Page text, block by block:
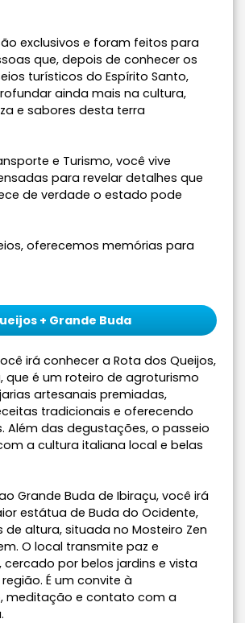
exclusivos e foram feitos para
que, depois de conhecer os
turísticos do Espírito Santo,
ainda mais na cultura,
e sabores desta terra
e Turismo, você vive
para revelar detalhes que
de verdade o estado pode
oferecemos memórias para
+ Grande Buda
irá conhecer a Rota dos Queijos,
que é um roteiro de agroturismo
artesanais premiadas,
tradicionais e oferecendo
Além das degustações, o passeio
a cultura italiana local e belas
Grande Buda de Ibiraçu, você irá
estátua de Buda do Ocidente,
altura, situada no Mosteiro Zen
O local transmite paz e
cercado por belos jardins e vista
É um convite à
meditação e contato com a